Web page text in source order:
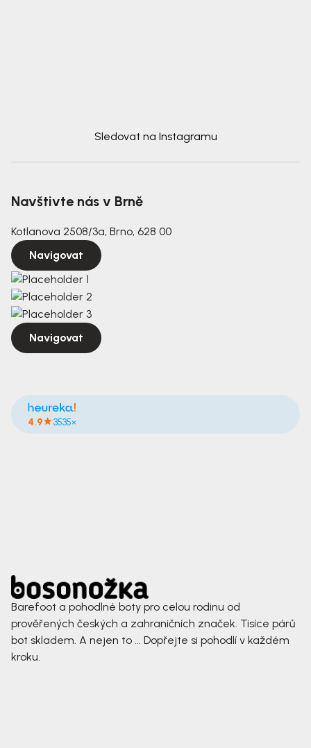
Sledovat na Instagramu
Navštivte nás v Brně
Kotlanova 2508/3a, Brno, 628 00
Navigovat
Navigovat
4.9 3535×
Barefoot a pohodlné boty pro celou rodinu od
prověřených českých a zahraničních značek. Tisíce párů
bot skladem. A nejen to ... Dopřejte si pohodlí v každém
kroku.